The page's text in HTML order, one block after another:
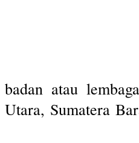
atau
Sumatera